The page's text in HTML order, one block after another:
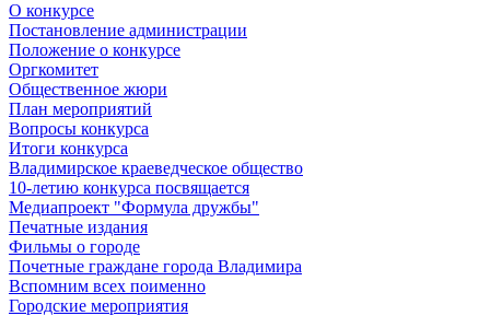
О конкурсе
Постановление администрации
Положение о конкурсе
Оргкомитет
Общественное жюри
План мероприятий
Вопросы конкурса
Итоги конкурса
Владимирское краеведческое общество
10-летию конкурса посвящается
Медиапроект "Формула дружбы"
Печатные издания
Фильмы о городе
Почетные граждане города Владимира
Вспомним всех поименно
Городские мероприятия